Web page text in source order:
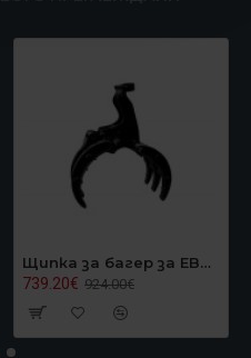
Щипка за багер за EB24/EB27, Graecus EB27GRAPPLER
739.20€ 924.00€